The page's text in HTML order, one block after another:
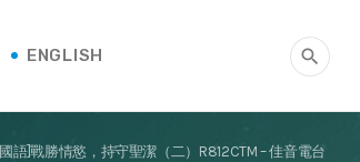
ENGLISH search
[國語]戰勝情慾，持守聖潔（二）R812CTM – 佳音電台